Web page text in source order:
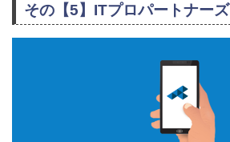
その【5】ITプロパートナーズ